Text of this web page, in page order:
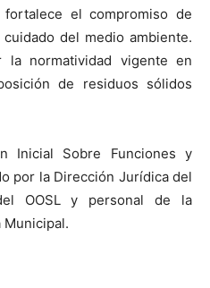
el compromiso de
del medio ambiente.
la normatividad vigente en
de residuos sólidos
Inicial Sobre Funciones y
por la Dirección Jurídica del
OOSL y personal de la
Municipal.